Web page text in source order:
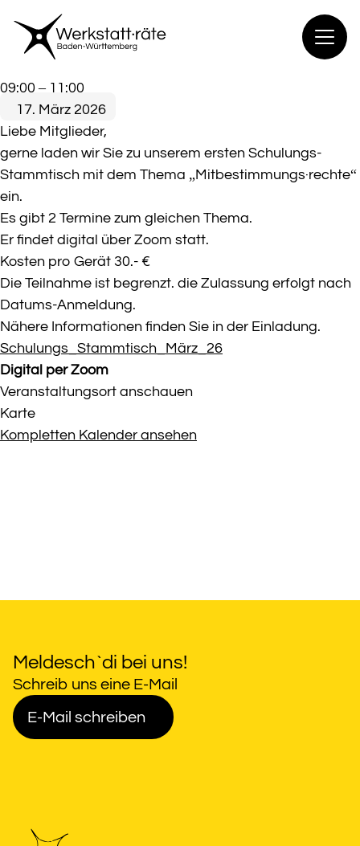
Inhalt
springen
ausgebucht_Schulungs-
Stamm·tisch
„Mitbestimmungs·rechte“
09:00 – 11:00
17. März 2026
Liebe Mitglieder,
gerne laden wir Sie zu unserem ersten Schulungs-
Stammtisch mit dem Thema „Mitbestimmungs·rechte“
ein.
Es gibt 2 Termine zum gleichen Thema.
Er findet digital über Zoom statt.
Kosten pro Gerät 30.- €
Die Teilnahme ist begrenzt. die Zulassung erfolgt nach
Datums-Anmeldung.
Nähere Informationen finden Sie in der Einladung.
Schulungs_Stammtisch_März_26
Digital per Zoom
Veranstaltungsort anschauen
KarteDigital
per
Kompletten Kalender ansehen
Meldesch`di bei uns!
Schreib uns eine E-Mail
E-Mail schreiben